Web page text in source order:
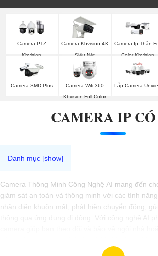
Camera PTZ
Kbvision
Camera Kbvision 4K
Siêu Nét
Camera Ip Thân
Color Kbvision
Camera SMD Plus
Camera Wifi 360
Kbvision Full Color
Lắp Camera
CAMERA IP
Camera Thông Minh Công Nghệ AI mang đến
giám sát an toàn và thông minh với các tính
nhận diện khuôn mặt, phát hiện chuyển động,
sự an tâm và thuận tiện trong việc quản lý an